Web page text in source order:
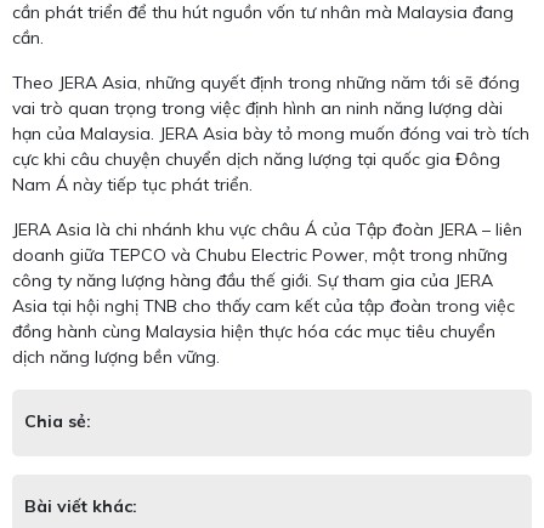
cần phát triển để thu hút nguồn vốn tư nhân mà Malaysia đang
cần.
Theo JERA Asia, những quyết định trong những năm tới sẽ đóng
vai trò quan trọng trong việc định hình an ninh năng lượng dài
hạn của Malaysia. JERA Asia bày tỏ mong muốn đóng vai trò tích
cực khi câu chuyện chuyển dịch năng lượng tại quốc gia Đông
Nam Á này tiếp tục phát triển.
JERA Asia là chi nhánh khu vực châu Á của Tập đoàn JERA – liên
doanh giữa TEPCO và Chubu Electric Power, một trong những
công ty năng lượng hàng đầu thế giới. Sự tham gia của JERA
Asia tại hội nghị TNB cho thấy cam kết của tập đoàn trong việc
đồng hành cùng Malaysia hiện thực hóa các mục tiêu chuyển
dịch năng lượng bền vững.
Chia sẻ:
Bài viết khác: